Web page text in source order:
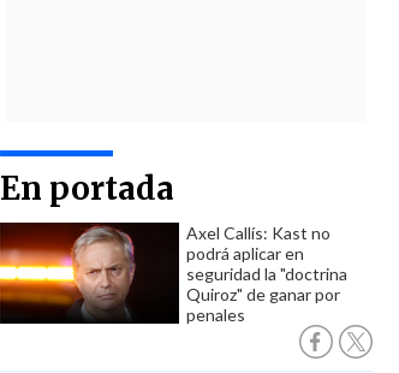
En portada
Axel Callís: Kast no
podrá aplicar en
seguridad la "doctrina
Quiroz" de ganar por
penales